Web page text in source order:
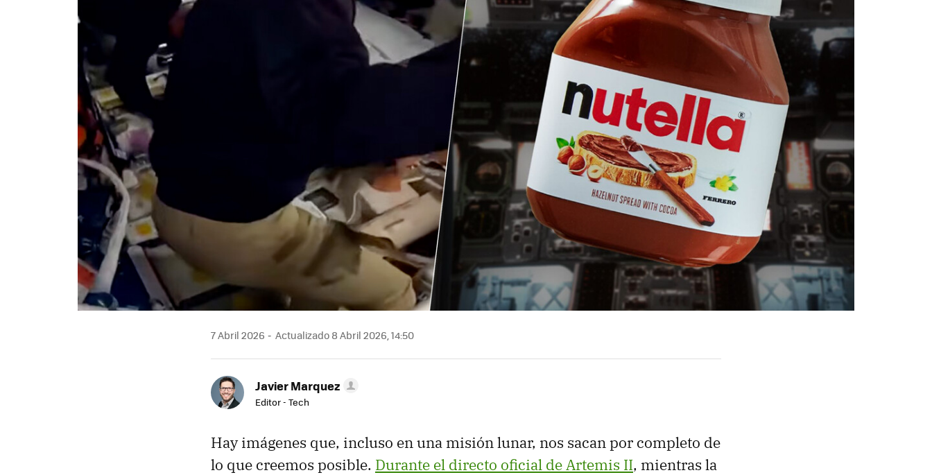
7 Abril 2026 Actualizado 8 Abril 2026, 14:50
Javier Marquez
Editor - Tech
Hay imágenes que, incluso en una misión lunar, nos sacan por completo de
lo que creemos posible. Durante el directo oficial de Artemis II, mientras la